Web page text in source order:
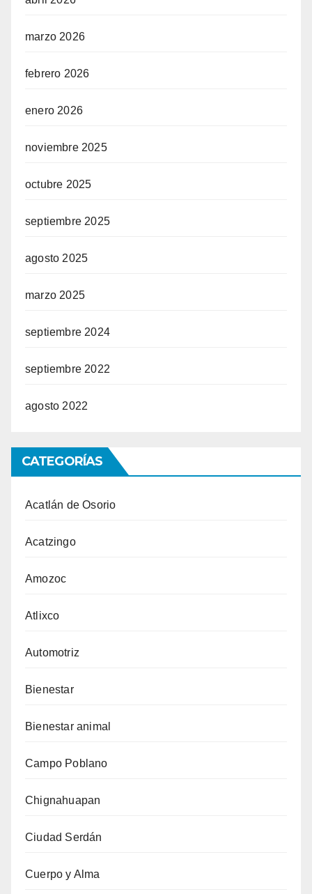
marzo 2026
febrero 2026
enero 2026
noviembre 2025
octubre 2025
septiembre 2025
agosto 2025
marzo 2025
septiembre 2024
septiembre 2022
agosto 2022
CATEGORÍAS
Acatlán de Osorio
Acatzingo
Amozoc
Atlixco
Automotriz
Bienestar
Bienestar animal
Campo Poblano
Chignahuapan
Ciudad Serdán
Cuerpo y Alma